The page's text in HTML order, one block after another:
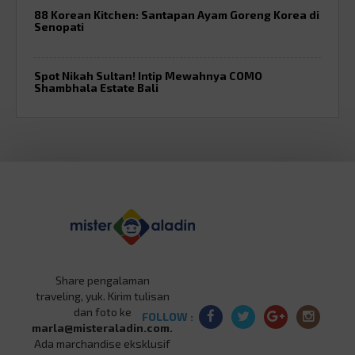
88 Korean Kitchen: Santapan Ayam Goreng Korea di
Senopati
Spot Nikah Sultan! Intip Mewahnya COMO
Shambhala Estate Bali
Share pengalaman
traveling, yuk. Kirim tulisan
dan foto ke
marla@misteraladin.com.
Ada marchandise eksklusif
FOLLOW :